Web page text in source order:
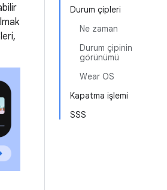
Durum çipleri
Ne zaman
Durum çipinin
görünümü
Wear OS
Kapatma işlemi
SSS